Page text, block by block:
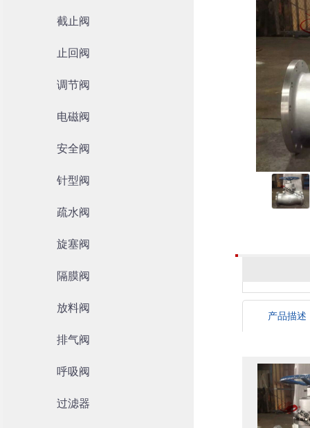
截止阀
止回阀
调节阀
电磁阀
安全阀
针型阀
疏水阀
旋塞阀
隔膜阀
放料阀
排气阀
呼吸阀
过滤器
产品描述